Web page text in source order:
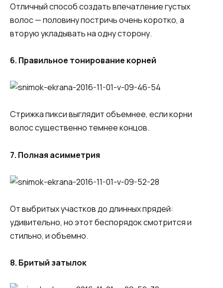
Отличный способ создать впечатление густых
волос — половину постричь очень коротко, а
вторую укладывать на одну сторону.
6. Правильное тонирование корней
Стрижка пикси выглядит объемнее, если корни
волос существенно темнее концов.
7. Полная асимметрия
От выбритых участков до длинных прядей:
удивительно, но этот беспорядок смотрится и
стильно, и объемно.
8. Бритый затылок